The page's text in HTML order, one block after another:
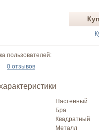
пользователей:
0 отзывов
Настенный
Бра
Квадратный
Металл